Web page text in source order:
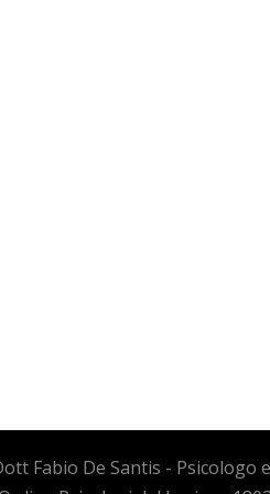
Fabio De Santis - Psicologo